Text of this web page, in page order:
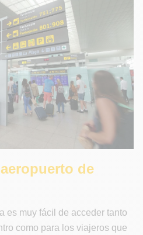
de
es muy fácil de acceder tanto
como para los viajeros que